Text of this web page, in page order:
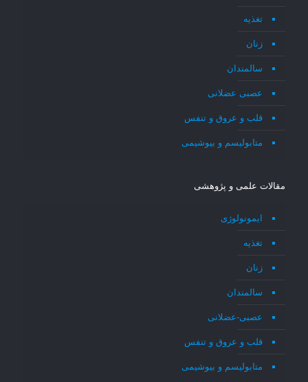
تغذیه
زنان
سالمندان
عصبی عضلانی
قلب و عروق و تنفس
متابولیسم و بیوشیمی
مقالات علمی و پژوهشی
ایمونولوژی
تغذیه
زنان
سالمندان
عصبی-عضلانی
قلب و عروق و تنفس
متابولیسم و بیوشیمی